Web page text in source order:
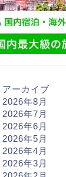
アーカイブ
2026年8月
2026年7月
2026年6月
2026年5月
2026年4月
2026年3月